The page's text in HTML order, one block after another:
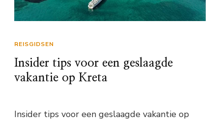
REISGIDSEN
Insider tips voor een geslaagde
vakantie op Kreta
Insider tips voor een geslaagde vakantie op